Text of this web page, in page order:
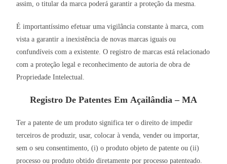
assim, o titular da marca poderá garantir a proteção da mesma.
É importantíssimo efetuar uma vigilância constante à marca, com
vista a garantir a inexistência de novas marcas iguais ou
confundíveis com a existente. O registro de marcas está relacionado
com a proteção legal e reconhecimento de autoria de obra de
Propriedade Intelectual.
Registro De Patentes Em Açailândia – MA
Ter a patente de um produto significa ter o direito de impedir
terceiros de produzir, usar, colocar à venda, vender ou importar,
sem o seu consentimento, (i) o produto objeto de patente ou (ii)
processo ou produto obtido diretamente por processo patenteado.